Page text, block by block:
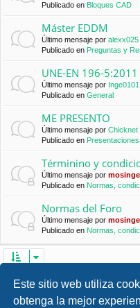
Este sitio web utiliza
obtenga la mejor
Publicado en Bloques CAD
Máster EDDM
Último mensaje por alexx025
Publicado en Preguntas y
UNE-EN 196-5:2011
Último mensaje por Inge0101
Publicado en General
ME PRESENTO
Último mensaje por Chicknet
Publicado en Presentaciones
Términino y
Último mensaje por
Publicado en Normas,
Normas del Foro
Último mensaje por
Publicado en Normas,